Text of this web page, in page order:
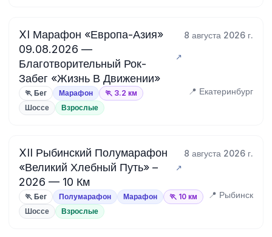
XI Марафон «Европа-Азия»
09.08.2026 —
Благотворительный Рок-
Забег «Жизнь В Движении»
8 августа 2026 г.
🏃 Бег Марафон 🏃 3.2 км 📍 Екатеринбург
Шоссе Взрослые
XII Рыбинский Полумарафон
«Великий Хлебный Путь» –
2026 — 10 Км
8 августа 2026 г.
🏃 Бег Полумарафон Марафон 🏃 10 км 📍 Рыбинск
Шоссе Взрослые